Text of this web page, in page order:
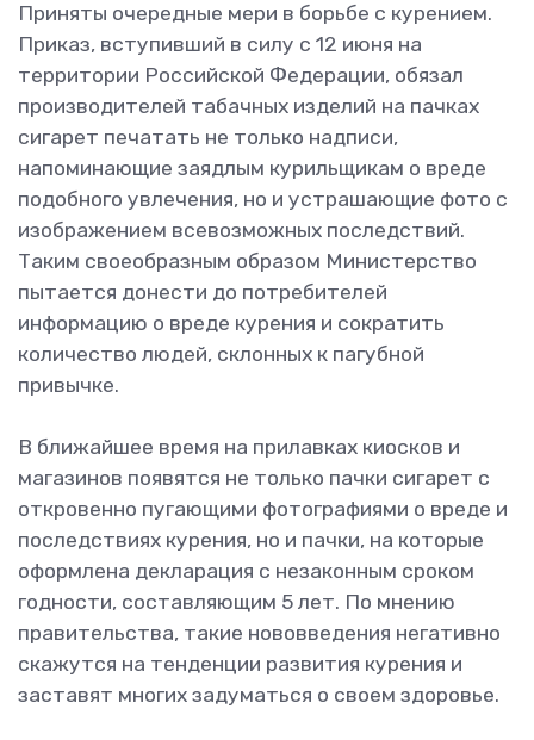
Приняты очередные мери в борьбе с курением.
Приказ, вступивший в силу с 12 июня на
территории Российской Федерации, обязал
производителей табачных изделий на пачках
сигарет печатать не только надписи,
напоминающие заядлым курильщикам о вреде
подобного увлечения, но и устрашающие фото с
изображением всевозможных последствий.
Таким своеобразным образом Министерство
пытается донести до потребителей
информацию о вреде курения и сократить
количество людей, склонных к пагубной
привычке.
В ближайшее время на прилавках киосков и
магазинов появятся не только пачки сигарет с
откровенно пугающими фотографиями о вреде и
последствиях курения, но и пачки, на которые
оформлена декларация с незаконным сроком
годности, составляющим 5 лет. По мнению
правительства, такие нововведения негативно
скажутся на тенденции развития курения и
заставят многих задуматься о своем здоровье.